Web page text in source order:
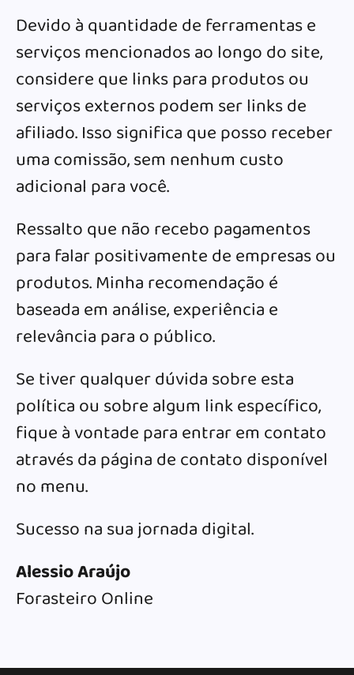
Devido à quantidade de ferramentas e
serviços mencionados ao longo do site,
considere que links para produtos ou
serviços externos podem ser links de
afiliado. Isso significa que posso receber
uma comissão, sem nenhum custo
adicional para você.
Ressalto que não recebo pagamentos
para falar positivamente de empresas ou
produtos. Minha recomendação é
baseada em análise, experiência e
relevância para o público.
Se tiver qualquer dúvida sobre esta
política ou sobre algum link específico,
fique à vontade para entrar em contato
através da página de contato disponível
no menu.
Sucesso na sua jornada digital.
Alessio Araújo
Forasteiro Online